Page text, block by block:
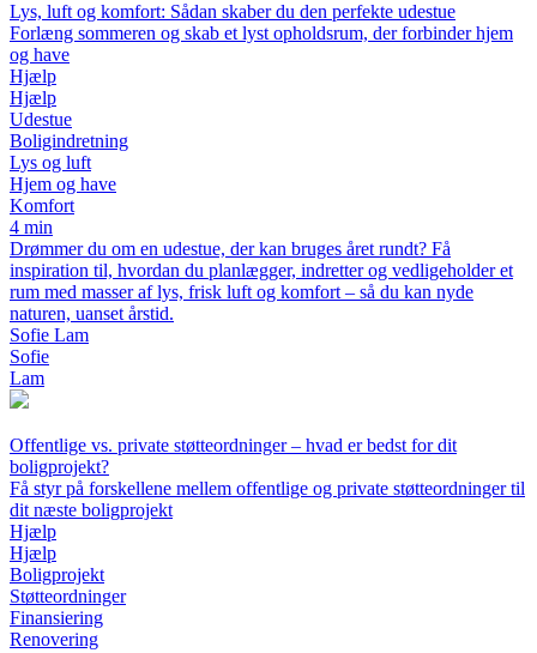
Lys, luft og komfort: Sådan skaber du den perfekte udestue
Forlæng sommeren og skab et lyst opholdsrum, der forbinder hjem
og have
Hjælp
Hjælp
Udestue
Boligindretning
Lys og luft
Hjem og have
Komfort
4 min
Drømmer du om en udestue, der kan bruges året rundt? Få
inspiration til, hvordan du planlægger, indretter og vedligeholder et
rum med masser af lys, frisk luft og komfort – så du kan nyde
naturen, uanset årstid.
Sofie Lam
Sofie
Lam
Offentlige vs. private støtteordninger – hvad er bedst for dit
boligprojekt?
Få styr på forskellene mellem offentlige og private støtteordninger til
dit næste boligprojekt
Hjælp
Hjælp
Boligprojekt
Støtteordninger
Finansiering
Renovering